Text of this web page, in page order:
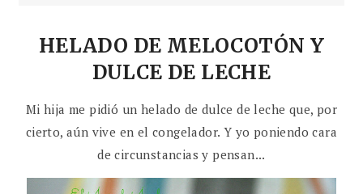
HELADO DE MELOCOTÓN Y
DULCE DE LECHE
Mi hija me pidió un helado de dulce de leche que, por
cierto, aún vive en el congelador. Y yo poniendo cara
de circunstancias y pensan...